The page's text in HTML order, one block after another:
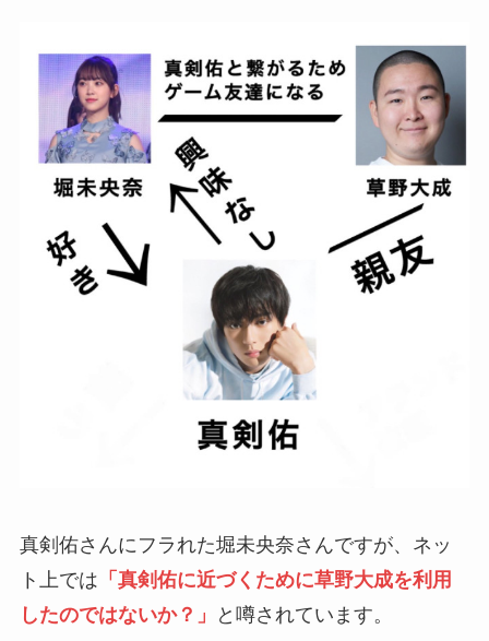
真剣佑さんにフラれた堀未央奈さんですが、ネッ
ト上では 「真剣佑に近づくために草野大成を利用
したのではないか？」
と噂されています。